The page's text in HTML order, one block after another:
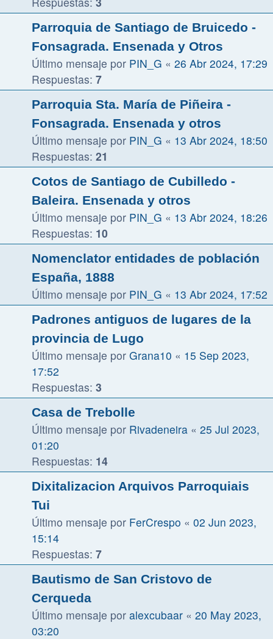
Parroquia de Santiago de Bruicedo -
Fonsagrada. Ensenada y Otros
Último mensaje por PIN_G « 26 Abr 2024, 17:29
Respuestas: 7
Parroquia Sta. María de Piñeira -
Fonsagrada. Ensenada y otros
Último mensaje por PIN_G « 13 Abr 2024, 18:50
Respuestas: 21
Cotos de Santiago de Cubilledo -
Baleira. Ensenada y otros
Último mensaje por PIN_G « 13 Abr 2024, 18:26
Respuestas: 10
Nomenclator entidades de población
España, 1888
Último mensaje por PIN_G « 13 Abr 2024, 17:52
Padrones antiguos de lugares de la
provincia de Lugo
Último mensaje por Grana10 « 15 Sep 2023,
17:52
Respuestas: 3
Casa de Trebolle
Último mensaje por Rivadeneira « 25 Jul 2023,
01:20
Respuestas: 14
Dixitalizacion Arquivos Parroquiais
Tui
Último mensaje por FerCrespo « 02 Jun 2023,
15:14
Respuestas: 7
Bautismo de San Cristovo de
Cerqueda
Último mensaje por alexcubaar « 20 May 2023,
03:20